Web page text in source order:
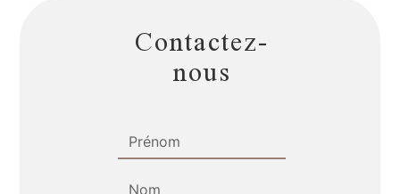
Contactez-
nous